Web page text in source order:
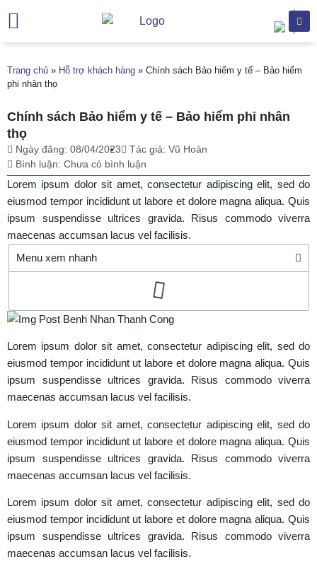
Trang chủ » Hỗ trợ khách hàng » Chính sách Bảo hiểm y tế – Bảo hiểm
phi nhân thọ
Chính sách Bảo hiểm y tế – Bảo hiểm phi nhân
thọ
Ngày đăng: 08/04/2023 Tác giả: Vũ Hoàn
Bình luận: Chưa có bình luận
Lorem ipsum dolor sit amet, consectetur adipiscing elit, sed do
eiusmod tempor incididunt ut labore et dolore magna aliqua. Quis
ipsum suspendisse ultrices gravida. Risus commodo viverra
maecenas accumsan lacus vel facilisis.
Menu xem nhanh
Lorem ipsum dolor sit amet, consectetur adipiscing elit, sed do
eiusmod tempor incididunt ut labore et dolore magna aliqua. Quis
ipsum suspendisse ultrices gravida. Risus commodo viverra
maecenas accumsan lacus vel facilisis.
Lorem ipsum dolor sit amet, consectetur adipiscing elit, sed do
eiusmod tempor incididunt ut labore et dolore magna aliqua. Quis
ipsum suspendisse ultrices gravida. Risus commodo viverra
maecenas accumsan lacus vel facilisis.
Lorem ipsum dolor sit amet, consectetur adipiscing elit, sed do
eiusmod tempor incididunt ut labore et dolore magna aliqua. Quis
ipsum suspendisse ultrices gravida. Risus commodo viverra
maecenas accumsan lacus vel facilisis.